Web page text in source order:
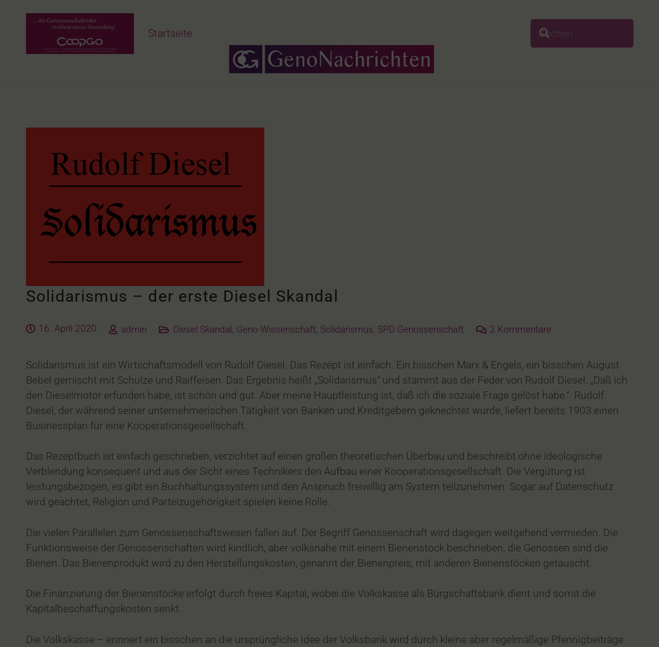
Startseite
Solidarismus – der erste Diesel Skandal
16. April 2020 admin Diesel Skandal, Geno-Wissenschaft, Solidarismus, SPD Genossenschaft 2 Kommentare
Solidarismus ist ein Wirtschaftsmodell von Rudolf Diesel. Das Rezept ist einfach. Ein bisschen Marx & Engels, ein bisschen August
Bebel gemischt mit Schulze und Raiffeisen. Das Ergebnis heißt „Solidarismus“ und stammt aus der Feder von Rudolf Diesel. „Daß ich
den Dieselmotor erfunden habe, ist schön und gut. Aber meine Hauptleistung ist, daß ich die soziale Frage gelöst habe.“ Rudolf
Diesel, der während seiner unternehmerischen Tätigkeit von Banken und Kreditgebern geknechtet wurde, liefert bereits 1903 einen
Businessplan für eine Kooperationsgesellschaft.
Das Rezeptbuch ist einfach geschrieben, verzichtet auf einen großen theoretischen Überbau und beschreibt ohne ideologische
Verblendung konsequent und aus der Sicht eines Technikers den Aufbau einer Kooperationsgesellschaft. Die Vergütung ist
leistungsbezogen, es gibt ein Buchhaltungssystem und den Anspruch freiwillig am System teilzunehmen. Sogar auf Datenschutz
wird geachtet, Religion und Parteizugehörigkeit spielen keine Rolle.
Die vielen Parallelen zum Genossenschaftswesen fallen auf. Der Begriff Genossenschaft wird dagegen weitgehend vermieden. Die
Funktionsweise der Genossenschaften wird kindlich, aber volksnahe mit einem Bienenstock beschrieben, die Genossen sind die
Bienen. Das Bienenprodukt wird zu den Herstellungskosten, genannt der Bienenpreis, mit anderen Bienenstöcken getauscht.
Die Finanzierung der Bienenstöcke erfolgt durch freies Kapital, wobei die Volkskasse als Bürgschaftsbank dient und somit die
Kapitalbeschaffungskosten senkt.
Die Volkskasse – erinnert ein bisschen an die ursprüngliche Idee der Volksbank wird durch kleine aber regelmäßige Pfennigbeiträge